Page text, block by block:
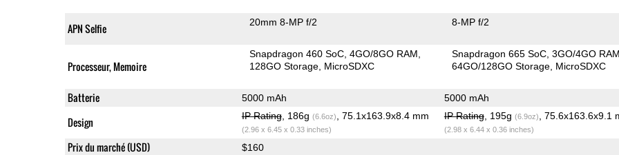
APN Selfie 20mm 8-MP f/2 8-MP f/2
Processeur, Memoire
Snapdragon 460 SoC 4GO/8GO RAM
128GO Storage MicroSDXC
Snapdragon 665 SoC 3GO/4GO
64GO/128GO Storage MicroSDXC
Batterie 5000 mAh 5000 mAh
Design IP Rating, 186g (6.6oz) , 75.1x163.9x8.4 mm
(2.96 x 6.45 x 0.33 inches)
IP Rating, 195g (6.9oz) , 75.6x163.6x9.1
(2.98 x 6.44 x 0.36 inches)
Prix du marché (USD) $160